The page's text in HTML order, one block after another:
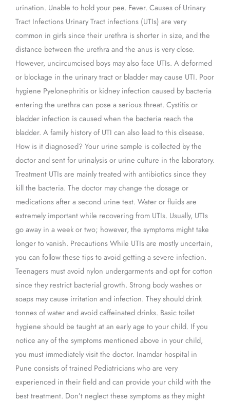
urination. Unable to hold your pee. Fever. Causes of Urinary
Tract Infections Urinary Tract infections (UTIs) are very
common in girls since their urethra is shorter in size, and the
distance between the urethra and the anus is very close.
However, uncircumcised boys may also face UTIs. A deformed
or blockage in the urinary tract or bladder may cause UTI. Poor
hygiene Pyelonephritis or kidney infection caused by bacteria
entering the urethra can pose a serious threat. Cystitis or
bladder infection is caused when the bacteria reach the
bladder. A family history of UTI can also lead to this disease.
How is it diagnosed? Your urine sample is collected by the
doctor and sent for urinalysis or urine culture in the laboratory.
Treatment UTIs are mainly treated with antibiotics since they
kill the bacteria. The doctor may change the dosage or
medications after a second urine test. Water or fluids are
extremely important while recovering from UTIs. Usually, UTIs
go away in a week or two; however, the symptoms might take
longer to vanish. Precautions While UTIs are mostly uncertain,
you can follow these tips to avoid getting a severe infection.
Teenagers must avoid nylon undergarments and opt for cotton
since they restrict bacterial growth. Strong body washes or
soaps may cause irritation and infection. They should drink
tonnes of water and avoid caffeinated drinks. Basic toilet
hygiene should be taught at an early age to your child. If you
notice any of the symptoms mentioned above in your child,
you must immediately visit the doctor. Inamdar hospital in
Pune consists of trained Pediatricians who are very
experienced in their field and can provide your child with the
best treatment. Don’t neglect these symptoms as they might